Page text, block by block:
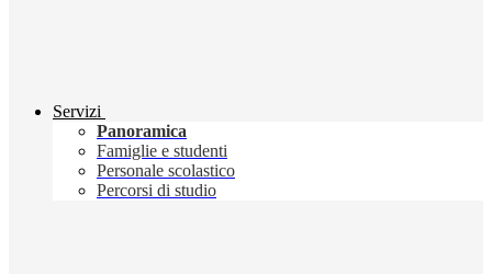
Servizi
Panoramica
Famiglie e studenti
Personale scolastico
Percorsi di studio